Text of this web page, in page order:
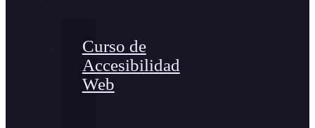
Curso de
Accesibilidad
Web